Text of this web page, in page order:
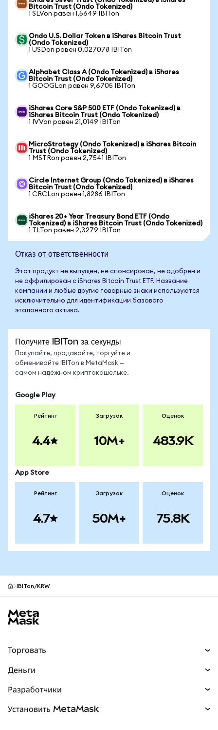
Bitcoin Trust (Ondo Tokenized)
1 SLVon равен 1,5649 IBITon
Ondo U.S. Dollar Token в iShares Bitcoin Trust
(Ondo Tokenized)
1 USDon равен 0,027078 IBITon
Alphabet Class A (Ondo Tokenized) в iShares
Bitcoin Trust (Ondo Tokenized)
1 GOOGLon равен 9,6705 IBITon
iShares Core S&P 500 ETF (Ondo Tokenized) в
iShares Bitcoin Trust (Ondo Tokenized)
1 IVVon равен 21,0149 IBITon
MicroStrategy (Ondo Tokenized) в iShares Bitcoin
Trust (Ondo Tokenized)
1 MSTRon равен 2,7541 IBITon
Circle Internet Group (Ondo Tokenized) в iShares
Bitcoin Trust (Ondo Tokenized)
1 CRCLon равен 1,8286 IBITon
iShares 20+ Year Treasury Bond ETF (Ondo
Tokenized) в iShares Bitcoin Trust (Ondo Tokenized)
1 TLTon равен 2,3279 IBITon
Отказ от ответственности
Этот продукт не выпущен, не спонсирован, не одобрен и
не аффилирован с iShares Bitcoin Trust ETF. Название
компании и любые другие товарные знаки используются
исключительно для идентификации базового
эталонного актива.
Получите IBITon за секунды
Покупайте, продавайте, торгуйте и
обменивайте IBITon в MetaMask —
самом надёжном криптокошельке.
Google Play
Рейтинг
4.4
Загрузок
10M+
Оценок
483.9K
App Store
Рейтинг
4.7
Загрузок
50M+
Оценок
75.8K
IBITon/KRW
Торговать
Прогнозы
Перпы НОВИНКА
Деньги
mUSD
Разработчики
Установить MetaMask